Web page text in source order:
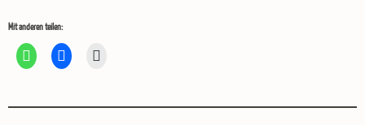
Mit anderen teilen: